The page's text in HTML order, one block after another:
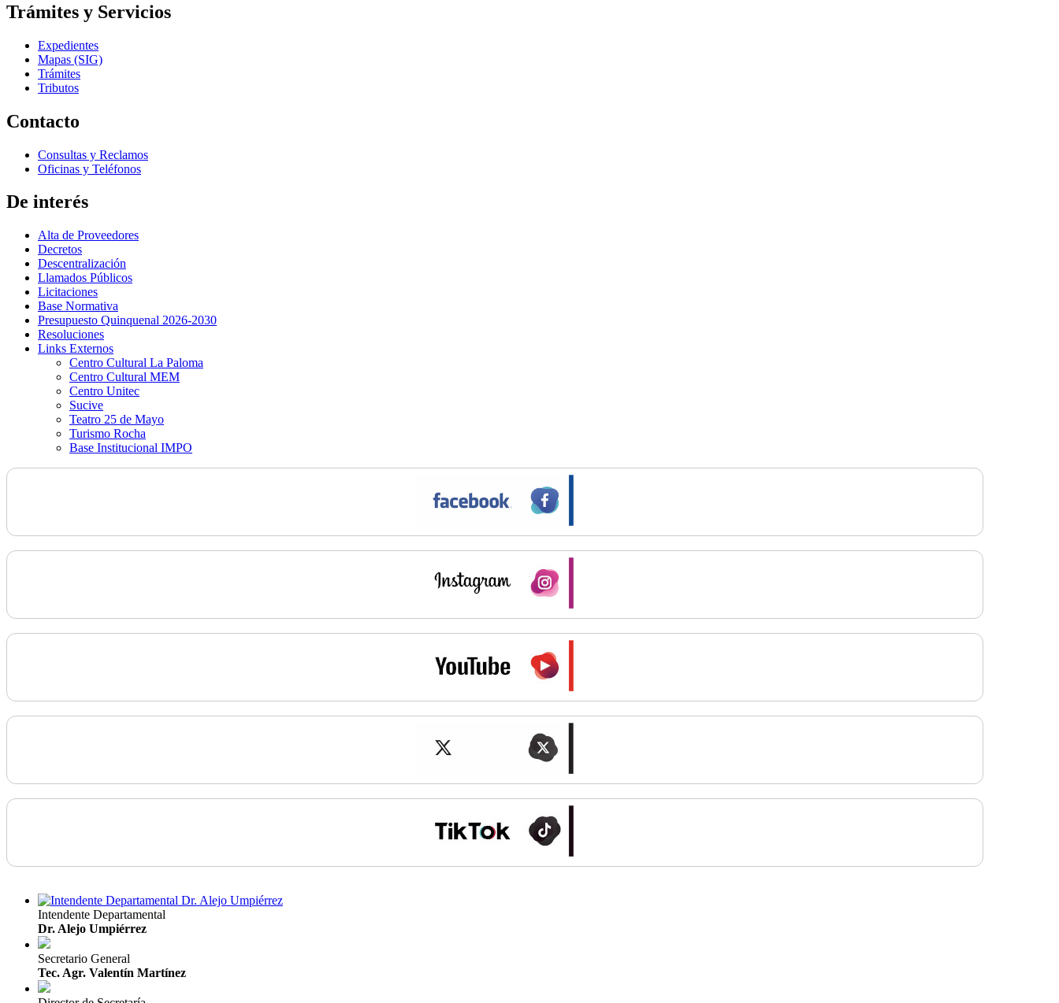
Trámites y Servicios
Expedientes
Mapas (SIG)
Trámites
Tributos
Contacto
Consultas y Reclamos
Oficinas y Teléfonos
De interés
Alta de Proveedores
Decretos
Descentralización
Llamados Públicos
Licitaciones
Base Normativa
Presupuesto Quinquenal 2026-2030
Resoluciones
Links Externos
Centro Cultural La Paloma
Centro Cultural MEM
Centro Unitec
Sucive
Teatro 25 de Mayo
Turismo Rocha
Base Institucional IMPO
Intendente Departamental
Dr. Alejo Umpiérrez
Secretario General
Tec. Agr. Valentín Martínez